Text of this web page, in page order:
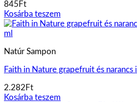
845 Ft
Kosárba teszem
Natúr Sampon
Faith in Nature grapefruit és narancs
2.282 Ft
Kosárba teszem